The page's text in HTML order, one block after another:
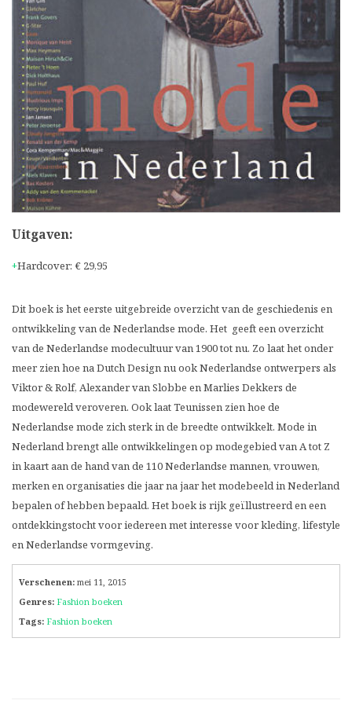
Uitgaven:
Hardcover: € 29,95
Dit boek is het eerste uitgebreide overzicht van de geschiedenis en
ontwikkeling van de Nederlandse mode. Het geeft een overzicht
van de Nederlandse modecultuur van 1900 tot nu. Zo laat het onder
meer zien hoe na Dutch Design nu ook Nederlandse ontwerpers als
Viktor & Rolf, Alexander van Slobbe en Marlies Dekkers de
modewereld veroveren. Ook laat Teunissen zien hoe de
Nederlandse mode zich sterk in de breedte ontwikkelt. Mode in
Nederland brengt alle ontwikkelingen op modegebied van A tot Z
in kaart aan de hand van de 110 Nederlandse mannen, vrouwen,
merken en organisaties die jaar na jaar het modebeeld in Nederland
bepalen of hebben bepaald. Het boek is rijk geïllustreerd en een
ontdekkingstocht voor iedereen met interesse voor kleding, lifestyle
en Nederlandse vormgeving.
Verschenen: mei 11, 2015
Genres: Fashion boeken
Tags: Fashion boeken